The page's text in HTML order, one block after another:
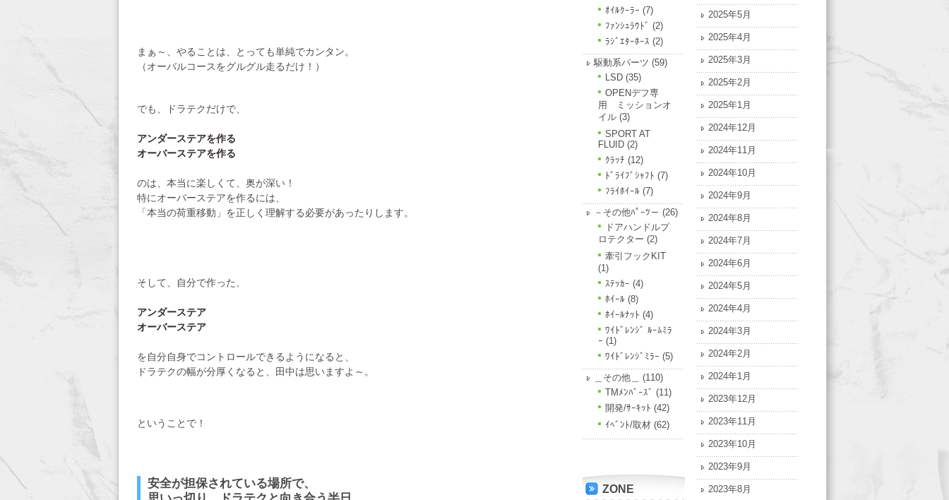
まぁ～、やることは、とっても単純でカンタン。
（オーバルコースをグルグル走るだけ！）
でも、ドラテクだけで、
アンダーステアを作る
オーバーステアを作る
のは、本当に楽しくて、奥が深い！
特にオーバーステアを作るには、
「本当の荷重移動」を正しく理解する必要があったりします。
そして、自分で作った、
アンダーステア
オーバーステア
を自分自身でコントロールできるようになると、
ドラテクの幅が分厚くなると、田中は思いますよ～。
ということで！
安全が担保されている場所で、
ｵｲﾙｸｰﾗｰ (7)
ﾌｧﾝｼｭﾗｳﾄﾞ (2)
ﾗｼﾞｴﾀｰﾎｰｽ (2)
駆動系パーツ (59)
LSD (35)
OPENデフ専
用 ミッションオ
イル (3)
SPORT AT
FLUID (2)
ｸﾗｯﾁ (12)
ﾄﾞﾗｲﾌﾞｼｬﾌﾄ (7)
ﾌﾗｲﾎｲｰﾙ (7)
－その他ﾊﾟｰﾂ－ (26)
ドアハンドルプ
ロテクター (2)
牽引フックKIT
(1)
ｽﾃｯｶｰ (4)
ﾎｲｰﾙ (8)
ﾎｲｰﾙﾅｯﾄ (4)
ﾜｲﾄﾞﾚﾝｼﾞ ﾙｰﾑﾐﾗ
ｰ (1)
ﾜｲﾄﾞﾚﾝｼﾞﾐﾗｰ (5)
＿その他＿
(110)
TMﾒﾝﾊﾞｰｽﾞ (11)
開発/ｻｰｷｯﾄ (42)
ｲﾍﾞﾝﾄ/取材 (62)
ZONE
2025年5月
2025年4月
2025年3月
2025年2月
2025年1月
2024年12月
2024年11月
2024年10月
2024年9月
2024年8月
2024年7月
2024年6月
2024年5月
2024年4月
2024年3月
2024年2月
2024年1月
2023年12月
2023年11月
2023年10月
2023年9月
2023年8月